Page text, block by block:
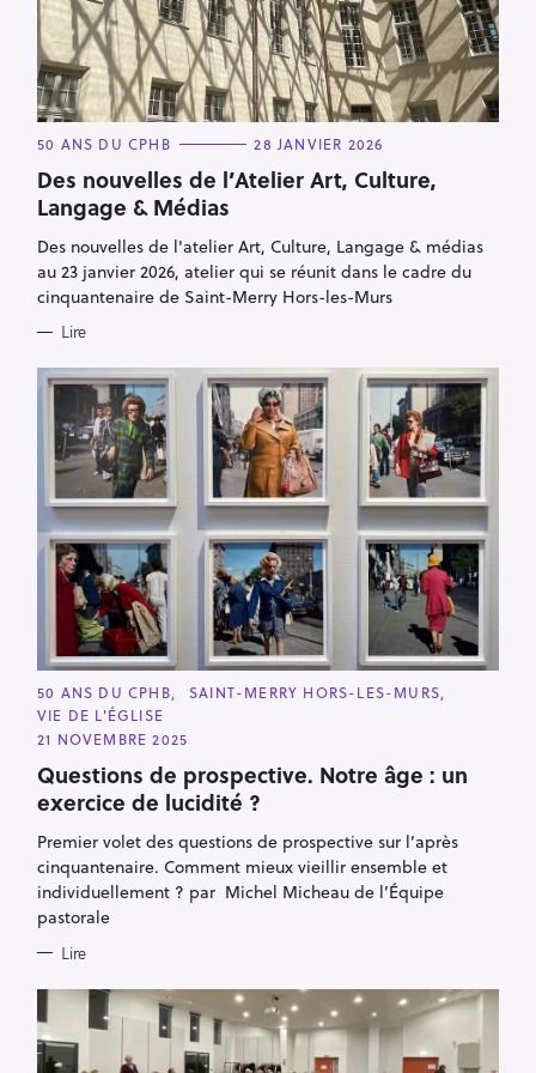
C
T
E
G
O
R
I
E
S
50 ANS DU CPHB 28 JANVIER 2026
Des nouvelles de l’Atelier Art, Culture,
Langage & Médias
Des nouvelles de l'atelier Art, Culture, Langage & médias
au 23 janvier 2026, atelier qui se réunit dans le cadre du
cinquantenaire de Saint-Merry Hors-les-Murs
Lire
C
A
T
E
O
R
I
E
S
50 ANS DU CPHB
SAINT-MERRY HORS-LES-MURS
VIE DE L'ÉGLISE
21 NOVEMBRE 2025
Questions de prospective. Notre âge : un
exercice de lucidité ?
Premier volet des questions de prospective sur l’après
cinquantenaire. Comment mieux vieillir ensemble et
individuellement ? par Michel Micheau de l’Équipe
pastorale
Lire